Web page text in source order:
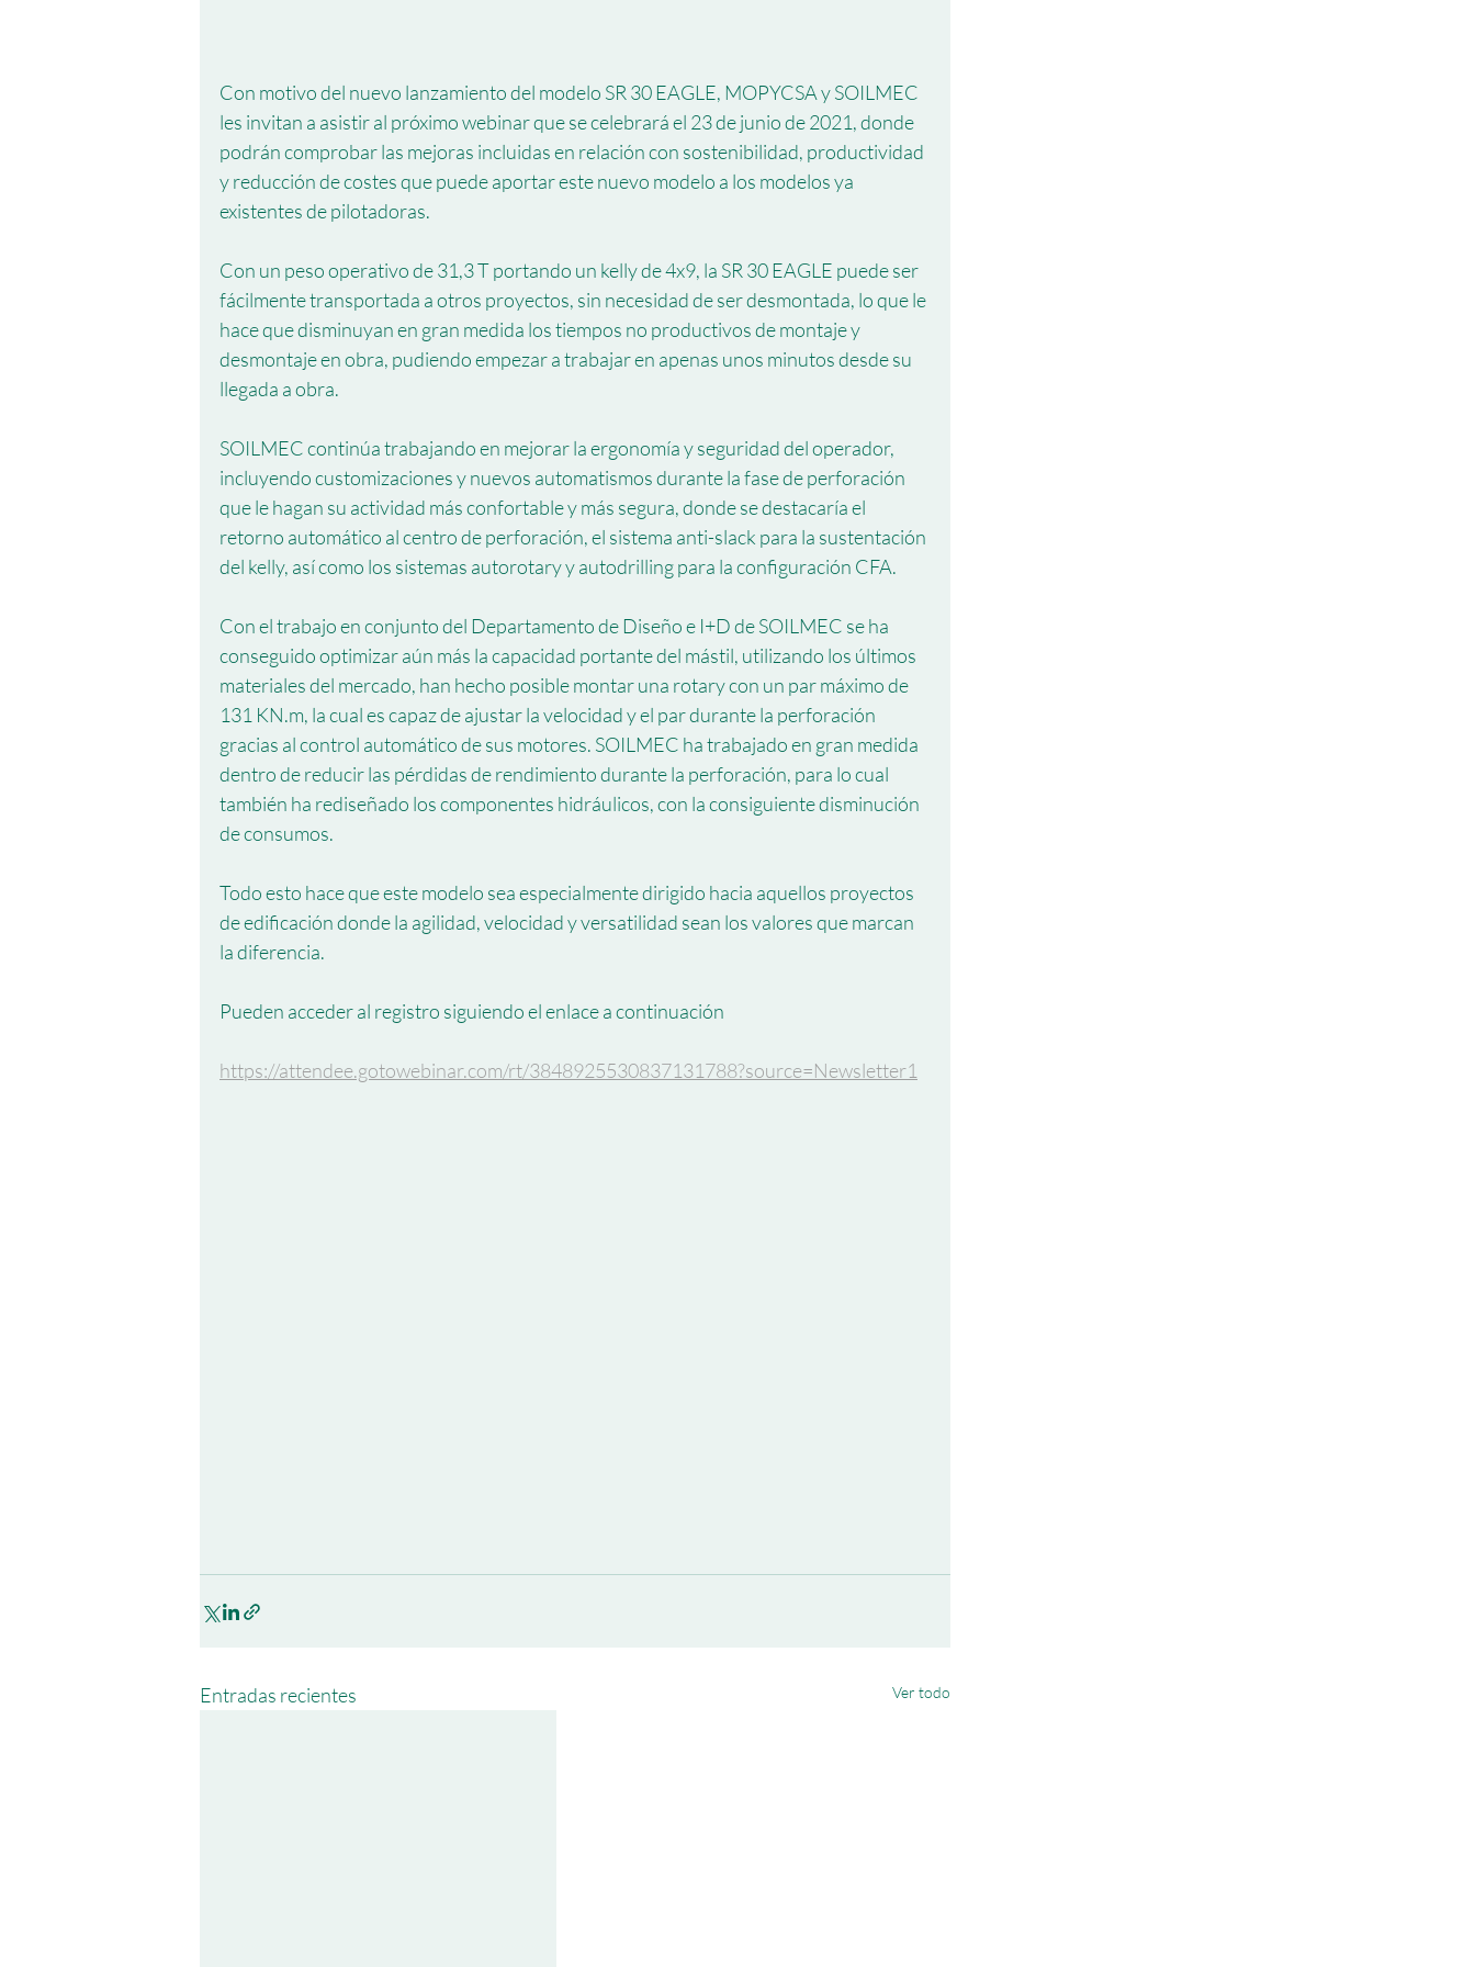
Con motivo del nuevo lanzamiento del modelo SR 30 EAGLE, MOPYCSA y SOILMEC
les invitan a asistir al próximo webinar que se celebrará el 23 de junio de 2021, donde
podrán comprobar las mejoras incluidas en relación con sostenibilidad, productividad
y reducción de costes que puede aportar este nuevo modelo a los modelos ya
existentes de pilotadoras.
Con un peso operativo de 31,3 T portando un kelly de 4x9, la SR 30 EAGLE puede ser
fácilmente transportada a otros proyectos, sin necesidad de ser desmontada, lo que le
hace que disminuyan en gran medida los tiempos no productivos de montaje y
desmontaje en obra, pudiendo empezar a trabajar en apenas unos minutos desde su
llegada a obra.
SOILMEC continúa trabajando en mejorar la ergonomía y seguridad del operador,
incluyendo customizaciones y nuevos automatismos durante la fase de perforación
que le hagan su actividad más confortable y más segura, donde se destacaría el
retorno automático al centro de perforación, el sistema anti-slack para la sustentación
del kelly, así como los sistemas autorotary y autodrilling para la configuración CFA.
Con el trabajo en conjunto del Departamento de Diseño e I+D de SOILMEC se ha
conseguido optimizar aún más la capacidad portante del mástil, utilizando los últimos
materiales del mercado, han hecho posible montar una rotary con un par máximo de
131 KN.m, la cual es capaz de ajustar la velocidad y el par durante la perforación
gracias al control automático de sus motores. SOILMEC ha trabajado en gran medida
dentro de reducir las pérdidas de rendimiento durante la perforación, para lo cual
también ha rediseñado los componentes hidráulicos, con la consiguiente disminución
de consumos.
Todo esto hace que este modelo sea especialmente dirigido hacia aquellos proyectos
de edificación donde la agilidad, velocidad y versatilidad sean los valores que marcan
la diferencia.
Pueden acceder al registro siguiendo el enlace a continuación
https://attendee.gotowebinar.com/rt/3848925530837131788?source=Newsletter1
Entradas recientes Ver todo